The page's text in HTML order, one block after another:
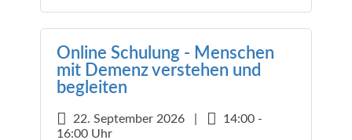
Online Schulung - Menschen
mit Demenz verstehen und
begleiten
22. September 2026 |
14:00 -
16:00 Uhr